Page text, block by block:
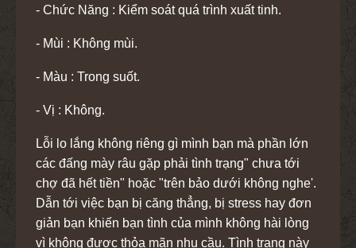
- Chức Năng : Kiểm soát quá trình xuất tinh.
- Mùi : Không mùi.
- Màu : Trong suốt.
- Vị : Không.
Lỗi lo lắng không riêng gì mình bạn mà phần lớn
các đấng mày râu gặp phải tình trạng" chưa tới
chợ đã hết tiền" hoặc "trên bảo dưới không nghe'.
Dẫn tới việc bạn bị căng thẳng, bị stress hay đơn
giản bạn khiến bạn tình của mình không hài lòng
vì không được thỏa mãn nhu cầu. Tình trạng này